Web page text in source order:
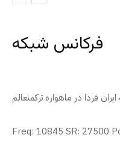
فرکانس شبکه
Freq: 10845 SR: 27500